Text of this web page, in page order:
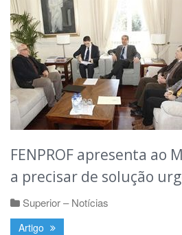
FENPROF apresenta ao
a precisar de solução
Superior – Notícias
Artigo